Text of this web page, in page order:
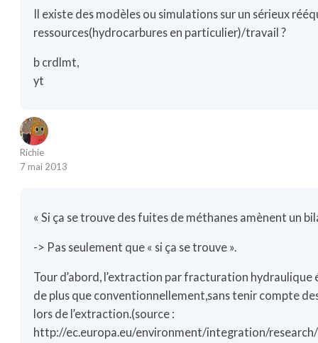
Il existe des modèles ou simulations sur un sérieux
ressources(hydrocarbures en particulier)/travail ?
b crdlmt,
yt
Richie
7 mai 2013
« Si ça se trouve des fuites de méthanes amènent un
-> Pas seulement que « si ça se trouve ».
Tour d’abord, l’extraction par fracturation hydraulique
de plus que conventionnellement,sans tenir compte
lors de l’extraction.(source :
http://ec.europa.eu/environment/integration/